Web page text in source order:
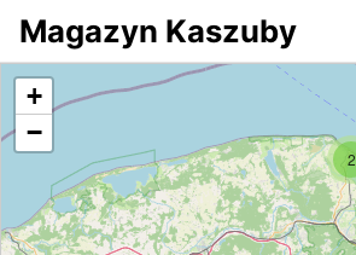
Przejdź do serwisu magazynkaszuby.pl
Magazyn Kaszuby
2
+
−